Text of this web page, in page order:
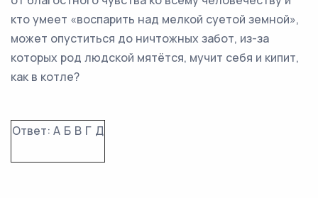
кто умеет «воспарить над мелкой суетой земной»,
может опуститься до ничтожных забот, из-за
которых род людской мятётся, мучит себя и кипит,
как в котле?
Ответ: А Б В Г Д